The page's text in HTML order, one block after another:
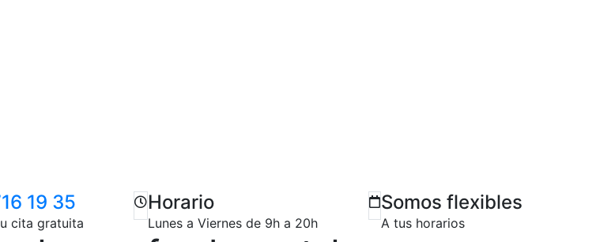
19 35
cita gratuita
Horario
Lunes a Viernes de 9h a 20h
Somos flexibles
A tus horarios